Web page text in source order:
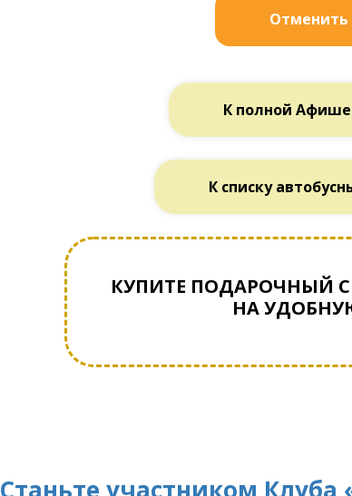
Отменить
К полной Афише
К списку
КУПИТЕ ПОДАРОЧНЫЙ
НА